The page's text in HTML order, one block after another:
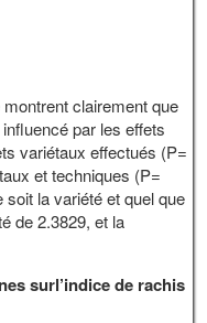
clairement que
par les effets
variétaux effectués (P=
et techniques (P=
la variété et quel que
de 2.3829, et la
surl’indice de rachis